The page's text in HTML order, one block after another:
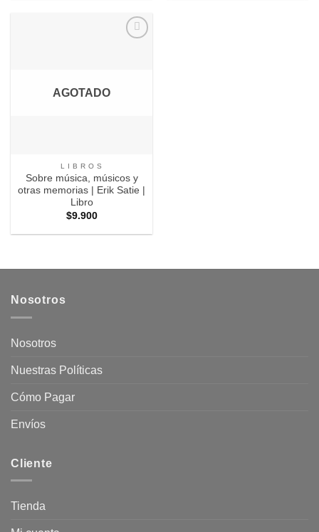
AGOTADO
L I B R O S
Sobre música, músicos y
otras memorias | Erik Satie |
Libro
$9.900
Nosotros
Nosotros
Nuestras Políticas
Cómo Pagar
Envíos
Cliente
Tienda